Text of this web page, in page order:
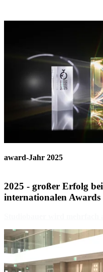
award-Jahr 2025
2025 - großer Erfolg bei
internationalen Awards